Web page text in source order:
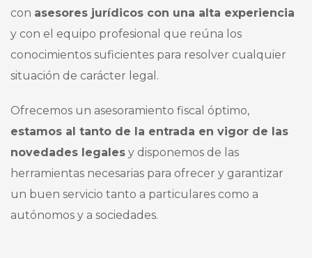
con asesores jurídicos con una alta experiencia
y con el equipo profesional que reúna los
conocimientos suficientes para resolver cualquier
situación de carácter legal.
Ofrecemos un asesoramiento fiscal óptimo,
estamos al tanto de la entrada en vigor de las
novedades legales y disponemos de las
herramientas necesarias para ofrecer y garantizar
un buen servicio tanto a particulares como a
autónomos y a sociedades.